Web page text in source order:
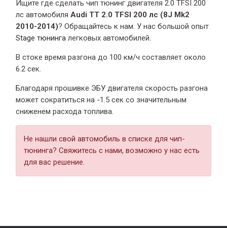
Ищите где сделать чип тюнинг двигателя 2.0 TFSI 200
лс автомобиляAudi TT 2.0 TFSI 200 лс (8J Mk2
2010-2014)? Обращайтесь к нам. У нас большой опыт
Stage тюнинга легковых автомобилей.
В стоке время разгонадо 100 км/ч составляет около
6.2 сек.
Благодаря прошивке ЭБУ двигателя скорость разгона
может сократиться на -1.5 сек со значительным
сниженем расхода топлива.
Не нашли свой автомобиль в списке для чип-
тюнинга? Свяжитесь с нами, возможно у нас есть
для вас решение.